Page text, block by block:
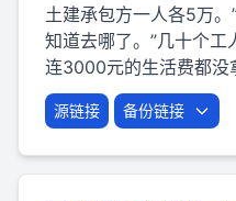
土建承包方一人各5万
知道去哪了。”几十个工
连3000元的生活费都没
源链接 备份链接